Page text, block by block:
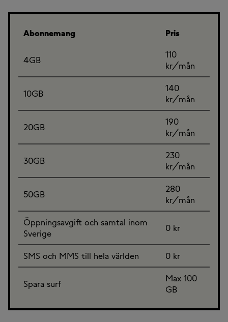
Abonnemang Pris
4GB
110
kr/mån
10GB
140
kr/mån
20GB
190
kr/mån
30GB
230
kr/mån
50GB
280
kr/mån
Öppningsavgift och samtal inom
Sverige
0 kr
SMS och MMS till hela världen 0 kr
Spara surf
Max 100
GB